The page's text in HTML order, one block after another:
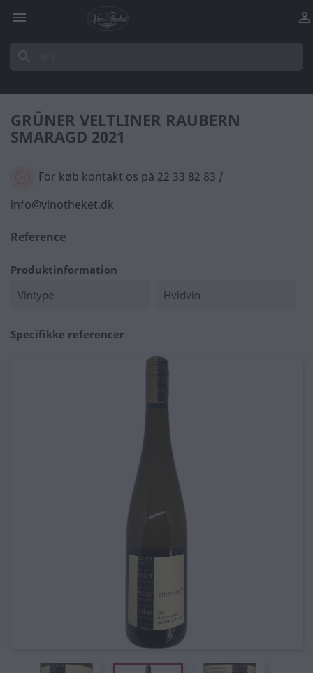
 
GRÜNER VELTLINER RAUBERN
SMARAGD 2021
For køb kontakt os på 22 33 82 83 /
info@vinotheket.dk
Reference
Produktinformation
Vintype
Hvidvin
Specifikke referencer